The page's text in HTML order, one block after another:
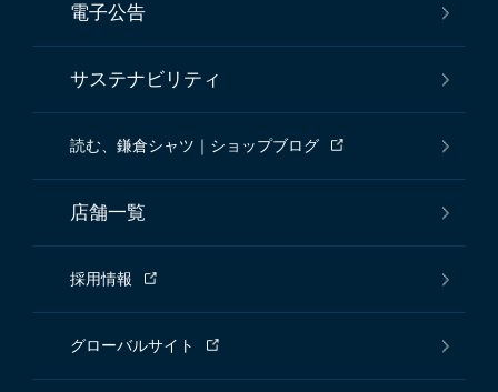
電子公告
サステナビリティ
読む、鎌倉シャツ｜ショップブログ
店舗一覧
採用情報
グローバルサイト